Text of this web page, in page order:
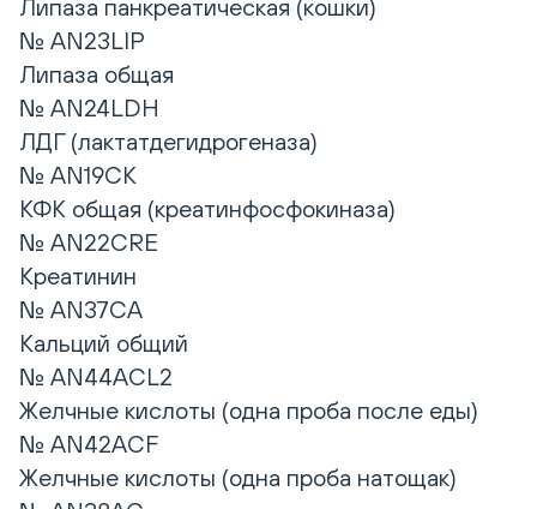
Липаза панкреатическая (кошки)
№ AN23LIP
Липаза общая
№ AN24LDH
ЛДГ (лактатдегидрогеназа)
№ AN19CK
КФК общая (креатинфосфокиназа)
№ AN22CRE
Креатинин
№ AN37CA
Кальций общий
№ AN44ACL2
Желчные кислоты (одна проба после еды)
№ AN42ACF
Желчные кислоты (одна проба натощак)